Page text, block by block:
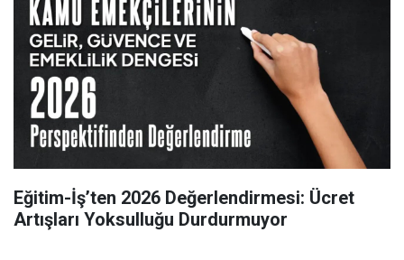
Eğitim-İş’ten 2026 Değerlendirmesi: Ücret
Artışları Yoksulluğu Durdurmuyor